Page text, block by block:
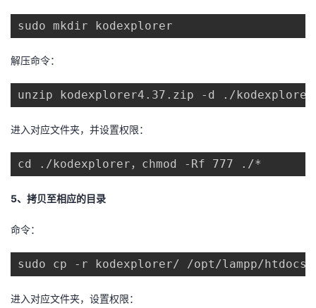
sudo mkdir kodexplorer
解压命令：
unzip kodexplorer4.37.zip -d ./kodexplore
进入对应文件夹，并设置权限：
cd ./kodexplorer，chmod -Rf 777 ./*
5、拷贝至相应的目录
命令：
sudo cp -r kodexplorer/ /opt/lampp/htdocs/
进入对应文件夹，设置权限：